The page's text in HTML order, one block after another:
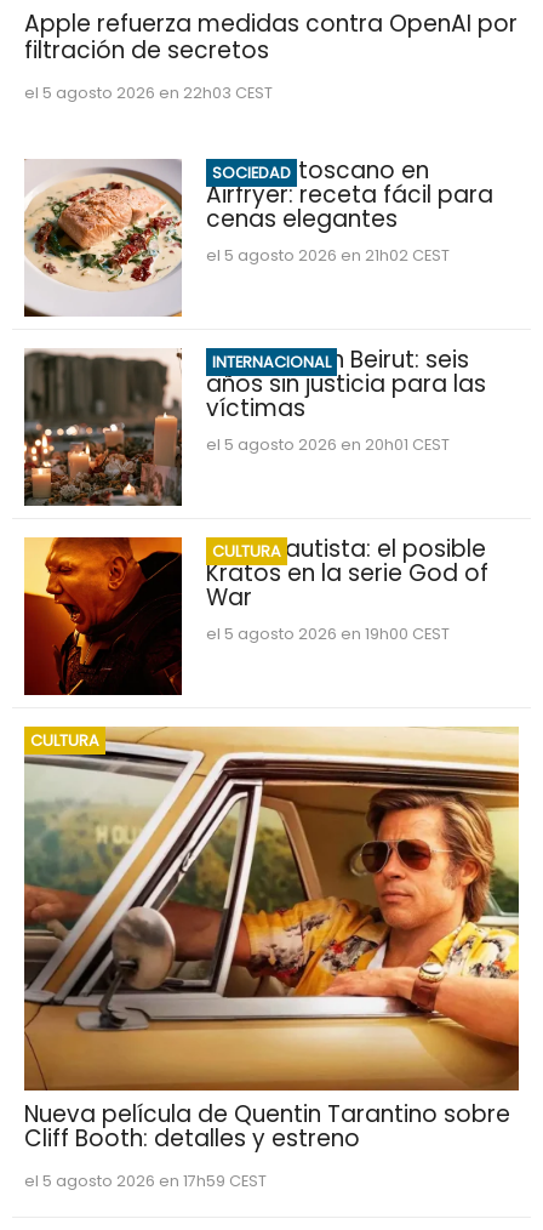
Apple refuerza medidas contra OpenAI por
filtración de secretos
el 5 agosto 2026 en 22h03 CEST
SOCIEDAD
Salmón toscano en
Airfryer: receta fácil para
cenas elegantes
el 5 agosto 2026 en 21h02 CEST
INTERNACIONAL
Explosión en Beirut: seis
años sin justicia para las
víctimas
el 5 agosto 2026 en 20h01 CEST
CULTURA
Dave Bautista: el posible
Kratos en la serie God of
War
el 5 agosto 2026 en 19h00 CEST
CULTURA
Nueva película de Quentin Tarantino sobre
Cliff Booth: detalles y estreno
el 5 agosto 2026 en 17h59 CEST